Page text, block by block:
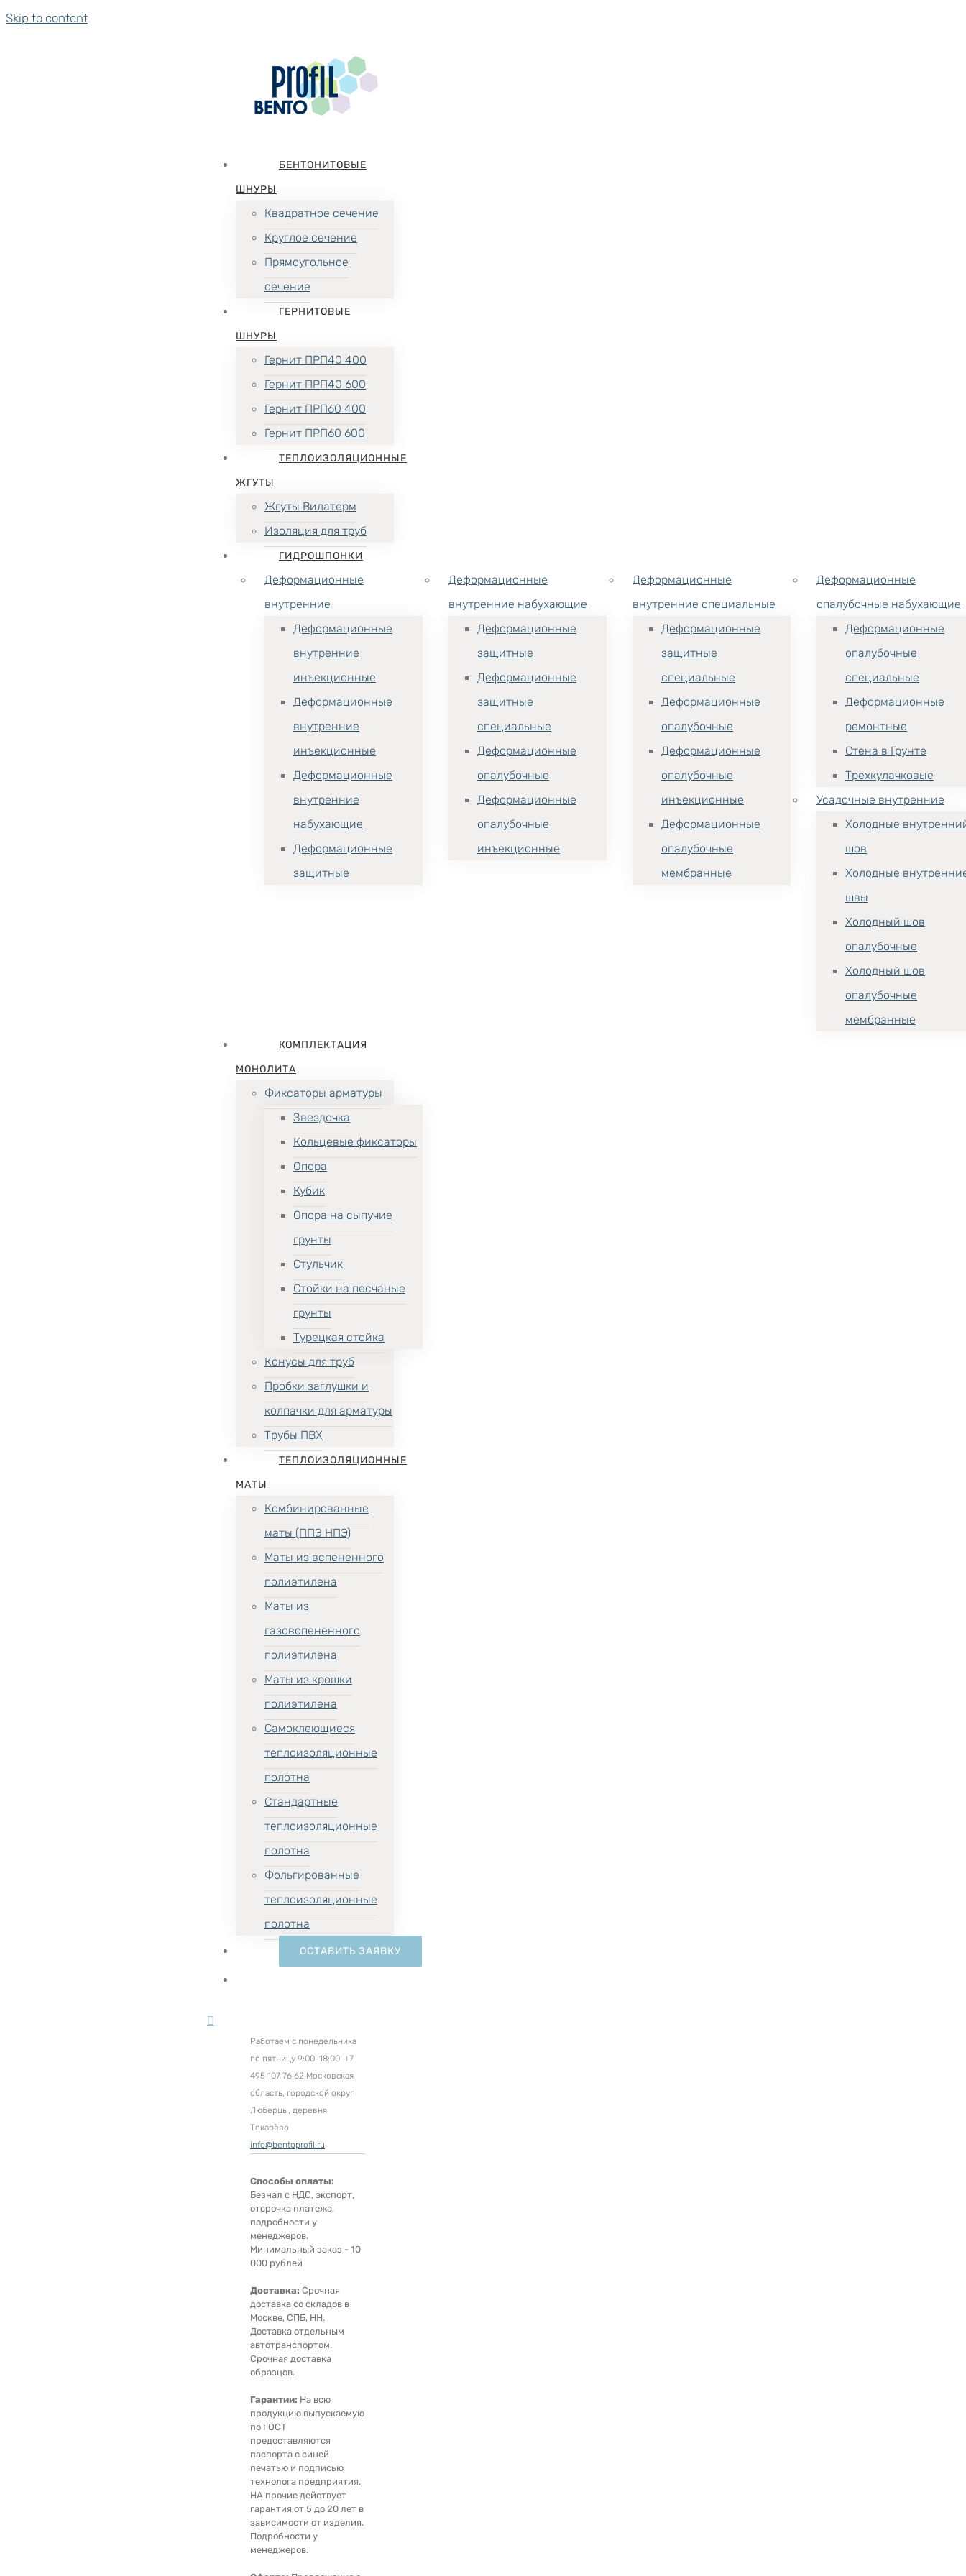
Skip to content
БЕНТОНИТОВЫЕ
ШНУРЫ
Квадратное сечение
Круглое сечение
Прямоугольное
сечение
ГЕРНИТОВЫЕ
ШНУРЫ
Гернит ПРП40 400
Гернит ПРП40 600
Гернит ПРП60 400
Гернит ПРП60 600
ТЕПЛОИЗОЛЯЦИОННЫЕ
ЖГУТЫ
Жгуты Вилатерм
Изоляция для труб
ГИДРОШПОНКИ
Деформационные
внутренние
Деформационные
внутренние
инъекционные
Деформационные
внутренние
инъекционные
Деформационные
внутренние
набухающие
Деформационные
защитные
Деформационные
внутренние набухающие
Деформационные
защитные
Деформационные
защитные
специальные
Деформационные
опалубочные
Деформационные
опалубочные
инъекционные
Деформационные
внутренние специальные
Деформационные
защитные
специальные
Деформационные
опалубочные
Деформационные
опалубочные
инъекционные
Деформационные
опалубочные
мембранные
Деформационные
опалубочные набухающие
Деформационные
опалубочные
специальные
Деформационные
ремонтные
Стена в Грунте
Трехкулачковые
Усадочные внутренние
Холодные
шов
Холодные
швы
Холодный шов
опалубочные
Холодный шов
опалубочные
мембранные
КОМПЛЕКТАЦИЯ
МОНОЛИТА
Фиксаторы арматуры
Звездочка
Кольцевые фиксаторы
Опора
Кубик
Опора на сыпучие
грунты
Стульчик
Стойки на песчаные
грунты
Турецкая стойка
Конусы для труб
Пробки заглушки и
колпачки для арматуры
Трубы ПВХ
ТЕПЛОИЗОЛЯЦИОННЫЕ
МАТЫ
Комбинированные
маты (ППЭ НПЭ)
Маты из вспененного
полиэтилена
Маты из
газовспененного
полиэтилена
Маты из крошки
полиэтилена
Самоклеющиеся
теплоизоляционные
полотна
Стандартные
теплоизоляционные
полотна
Фольгированные
теплоизоляционные
полотна
ОСТАВИТЬ ЗАЯВКУ
Работаем с понедельника
по пятницу 9:00-18:00! +7
495 107 76 62 Московская
область, городской округ
Люберцы, деревня
Токарёво
info@bentoprofil.ru
Способы оплаты:
Безнал с НДС, экспорт,
отсрочка платежа,
подробности у
менеджеров.
Минимальный заказ - 10
000 рублей
Доставка: Срочная
доставка со складов в
Москве, СПБ, НН.
Доставка отдельным
автотранспортом.
Срочная доставка
образцов.
Гарантии: На всю
продукцию выпускаемую
по ГОСТ
предоставляются
паспорта с синей
печатью и подписью
технолога предприятия.
НА прочие действует
гарантия от 5 до 20 лет в
зависимости от изделия.
Подробности у
менеджеров.